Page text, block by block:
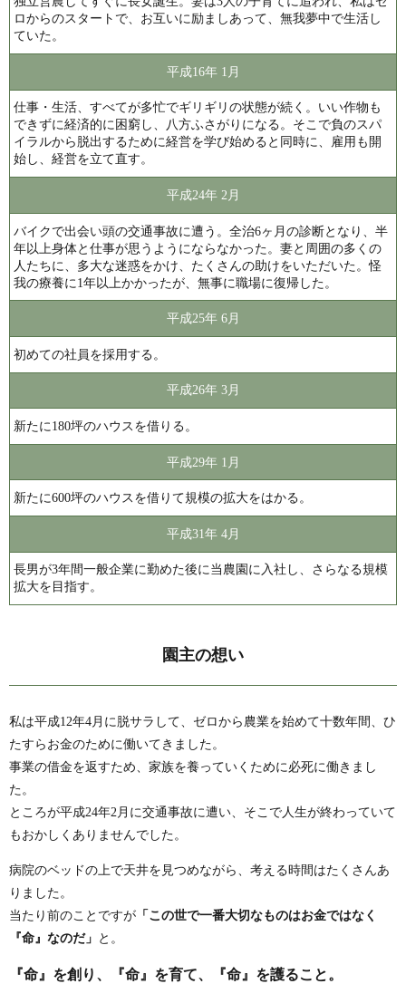
ロからのスタートで、お互いに励ましあって、無我夢中で生活し
ていた。
平成16年 1月
仕事・生活、すべてが多忙でギリギリの状態が続く。いい作物も
できずに経済的に困窮し、八方ふさがりになる。そこで負のスパ
イラルから脱出するために経営を学び始めると同時に、雇用も開
始し、経営を立て直す。
平成24年 2月
バイクで出会い頭の交通事故に遭う。全治6ヶ月の診断となり、半
年以上身体と仕事が思うようにならなかった。妻と周囲の多くの
人たちに、多大な迷惑をかけ、たくさんの助けをいただいた。怪
我の療養に1年以上かかったが、無事に職場に復帰した。
平成25年 6月
初めての社員を採用する。
平成26年 3月
新たに180坪のハウスを借りる。
平成29年 1月
新たに600坪のハウスを借りて規模の拡大をはかる。
平成31年 4月
長男が3年間一般企業に勤めた後に当農園に入社し、さらなる規模
拡大を目指す。
園主の想い
私は平成12年4月に脱サラして、ゼロから農業を始めて十数年間、ひ
たすらお金のために働いてきました。
事業の借金を返すため、家族を養っていくために必死に働きまし
た。
ところが平成24年2月に交通事故に遭い、そこで人生が終わっていて
もおかしくありませんでした。
病院のベッドの上で天井を見つめながら、考える時間はたくさんあ
りました。
当たり前のことですが 「この世で一番大切なものはお金ではなく
『命』なのだ」 と。
『命』を創り、『命』を育て、『命』を護ること。